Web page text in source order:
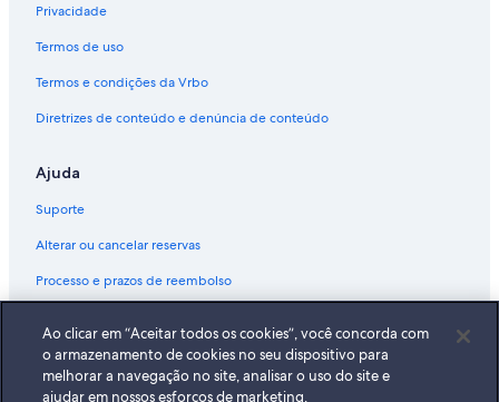
Privacidade
Termos de uso
Termos e condições da Vrbo
Diretrizes de conteúdo e denúncia de conteúdo
Ajuda
Suporte
Alterar ou cancelar reservas
Processo e prazos de reembolso
Documentos para viagens internacionais
Ao clicar em “Aceitar todos os cookies”, você concorda com
o armazenamento de cookies no seu dispositivo para
melhorar a navegação no site, analisar o uso do site e
ajudar em nossos esforços de marketing.